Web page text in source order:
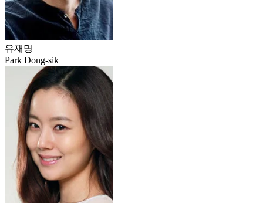
유재명
Park Dong-sik